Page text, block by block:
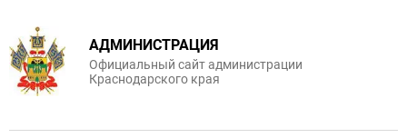
АДМИНИСТРАЦИЯ
Официальный сайт администрации
Краснодарского края